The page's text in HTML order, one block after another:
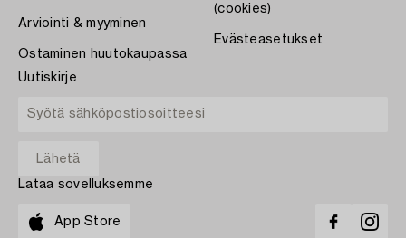
Arviointi & myyminen
Ostaminen huutokaupassa
(cookies)
Evästeasetukset
Uutiskirje
Lataa sovelluksemme
App Store